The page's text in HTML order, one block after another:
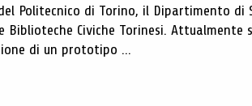
Politecnico di Torino, il Dipartimento di
Biblioteche Civiche Torinesi. Attualmente
di un prototipo ...